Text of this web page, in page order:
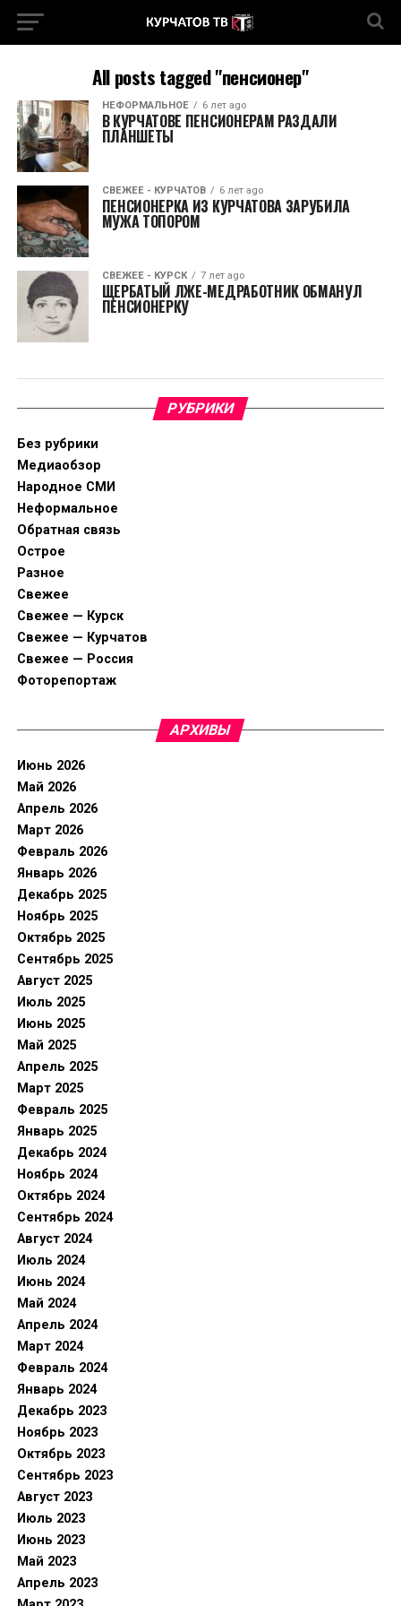
All posts tagged "пенсионер"
НЕФОРМАЛЬНОЕ 6 лет ago
В КУРЧАТОВЕ ПЕНСИОНЕРАМ РАЗДАЛИ
ПЛАНШЕТЫ
СВЕЖЕЕ - КУРЧАТОВ 6 лет ago
ПЕНСИОНЕРКА ИЗ КУРЧАТОВА ЗАРУБИЛА
МУЖА ТОПОРОМ
СВЕЖЕЕ - КУРСК 7 лет ago
ЩЕРБАТЫЙ ЛЖЕ-МЕДРАБОТНИК ОБМАНУЛ
ПЕНСИОНЕРКУ
РУБРИКИ
Без рубрики
Медиаобзор
Народное СМИ
Неформальное
Обратная связь
Острое
Разное
Свежее
Свежее — Курск
Свежее — Курчатов
Свежее — Россия
Фоторепортаж
АРХИВЫ
Июнь 2026
Май 2026
Апрель 2026
Март 2026
Февраль 2026
Январь 2026
Декабрь 2025
Ноябрь 2025
Октябрь 2025
Сентябрь 2025
Август 2025
Июль 2025
Июнь 2025
Май 2025
Апрель 2025
Март 2025
Февраль 2025
Январь 2025
Декабрь 2024
Ноябрь 2024
Октябрь 2024
Сентябрь 2024
Август 2024
Июль 2024
Июнь 2024
Май 2024
Апрель 2024
Март 2024
Февраль 2024
Январь 2024
Декабрь 2023
Ноябрь 2023
Октябрь 2023
Сентябрь 2023
Август 2023
Июль 2023
Июнь 2023
Май 2023
Апрель 2023